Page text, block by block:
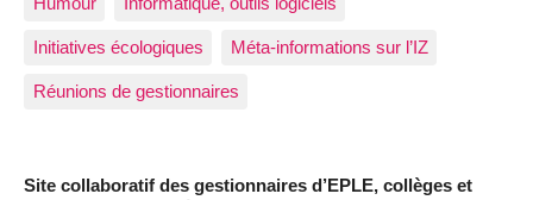
Initiatives écologiques Méta-informations sur l’IZ
Réunions de gestionnaires
Site collaboratif des gestionnaires d’EPLE, collèges et